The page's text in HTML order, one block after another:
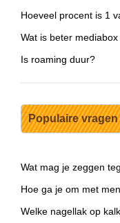
Hoeveel procent is 1
Wat is beter
Is roaming duur?
Populaire vragen
Wat mag je zeggen
Hoe ga je om met
Welke nagellak op